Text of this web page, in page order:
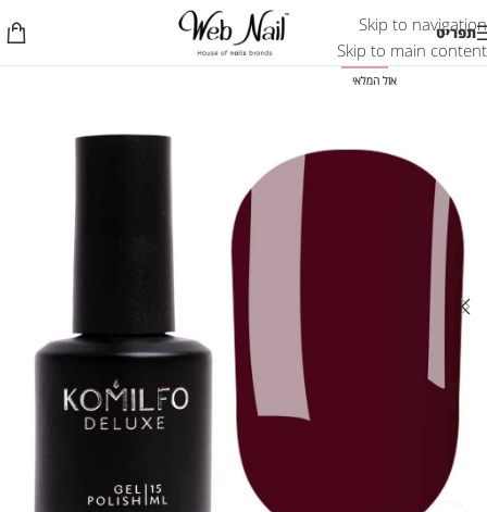
Skip to navigation
Skip to main content
תפריט
-50%
אזל המלאי